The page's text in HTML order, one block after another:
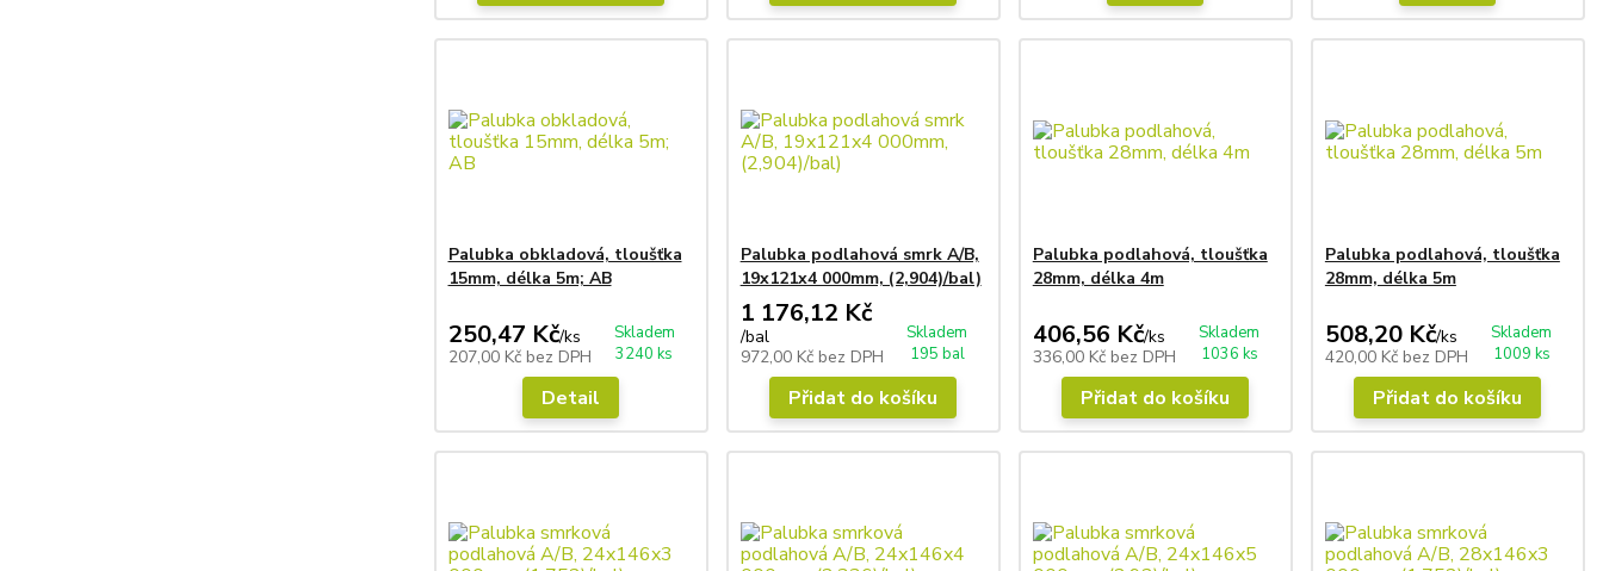
Palubka obkladová, tloušťka
15mm, délka 5m; AB
250,47 Kč/ks
207,00 Kč bez DPH
Skladem
3240 ks
Detail
Palubka podlahová smrk A/B,
19x121x4 000mm, (2,904)/bal)
1 176,12 Kč
/bal
972,00 Kč bez DPH
Skladem
195 bal
Přidat do košíku
Palubka podlahová, tloušťka
28mm, délka 4m
406,56 Kč/ks
336,00 Kč bez DPH
Skladem
1036 ks
Přidat do košíku
Palubka podlahová, tloušťka
28mm, délka 5m
508,20 Kč/ks
420,00 Kč bez DPH
Skladem
1009 ks
Přidat do košíku